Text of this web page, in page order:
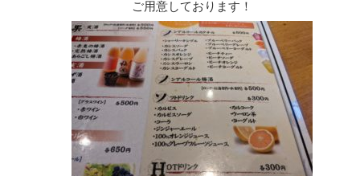
ご用意しております！